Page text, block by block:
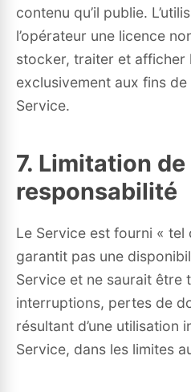
contenu qu’il publie.
l’opérateur une licence
stocker, traiter et afficher
exclusivement aux fins de
Service.
7. Limitation de
responsabilité
Le Service est fourni « tel
garantit pas une
Service et ne saurait être
interruptions, pertes de
résultant d’une utilisation
Service, dans les limites